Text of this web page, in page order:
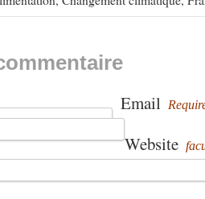
Email
Website